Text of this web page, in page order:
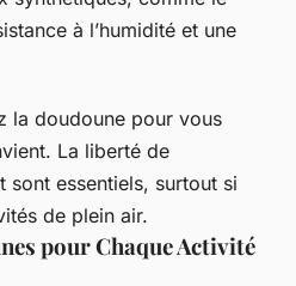
à l’humidité et une
la doudoune pour vous
La liberté de
essentiels, surtout si
de plein air.
pour Chaque Activité